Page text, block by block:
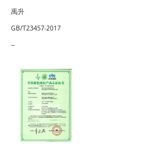
禹升
GB/T23457-2017
--